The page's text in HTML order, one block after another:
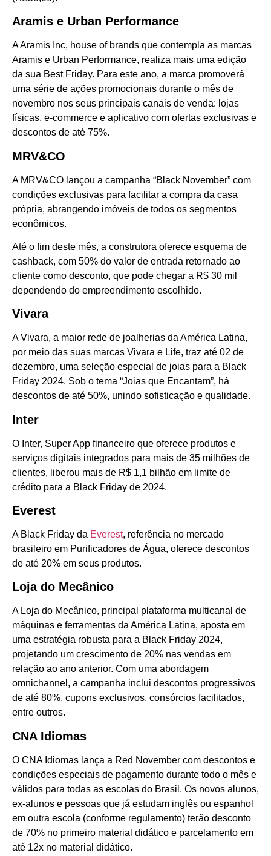
Aramis e Urban Performance
A Aramis Inc, house of brands que contempla as marcas
Aramis e Urban Performance, realiza mais uma edição
da sua Best Friday. Para este ano, a marca promoverá
uma série de ações promocionais durante o mês de
novembro nos seus principais canais de venda: lojas
físicas, e-commerce e aplicativo com ofertas exclusivas e
descontos de até 75%.
MRV&CO
A MRV&CO lançou a campanha “Black November” com
condições exclusivas para facilitar a compra da casa
própria, abrangendo imóveis de todos os segmentos
econômicos.
Até o fim deste mês, a construtora oferece esquema de
cashback, com 50% do valor de entrada retornado ao
cliente como desconto, que pode chegar a R$ 30 mil
dependendo do empreendimento escolhido.
Vivara
A Vivara, a maior rede de joalherias da América Latina,
por meio das suas marcas Vivara e Life, traz até 02 de
dezembro, uma seleção especial de joias para a Black
Friday 2024. Sob o tema “Joias que Encantam”, há
descontos de até 50%, unindo sofisticação e qualidade.
Inter
O Inter, Super App financeiro que oferece produtos e
serviços digitais integrados para mais de 35 milhões de
clientes, liberou mais de R$ 1,1 bilhão em limite de
crédito para a Black Friday de 2024.
Everest
A Black Friday da Everest, referência no mercado
brasileiro em Purificadores de Água, oferece descontos
de até 20% em seus produtos.
Loja do Mecânico
A Loja do Mecânico, principal plataforma multicanal de
máquinas e ferramentas da América Latina, aposta em
uma estratégia robusta para a Black Friday 2024,
projetando um crescimento de 20% nas vendas em
relação ao ano anterior. Com uma abordagem
omnichannel, a campanha inclui descontos progressivos
de até 80%, cupons exclusivos, consórcios facilitados,
entre outros.
CNA Idiomas
O CNA Idiomas lança a Red November com descontos e
condições especiais de pagamento durante todo o mês e
válidos para todas as escolas do Brasil. Os novos alunos,
ex-alunos e pessoas que já estudam inglês ou espanhol
em outra escola (conforme regulamento) terão desconto
de 70% no primeiro material didático e parcelamento em
até 12x no material didático.